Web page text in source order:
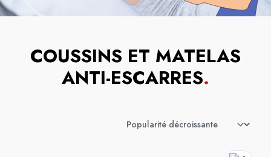
COUSSINS ET MATELAS
ANTI-ESCARRES.